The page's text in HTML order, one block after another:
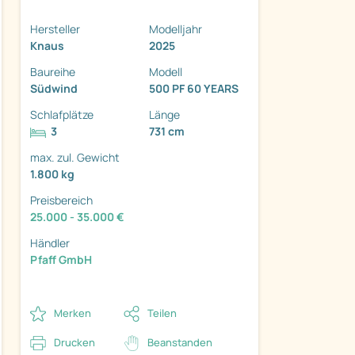
Hersteller
Knaus
Modelljahr
2025
Baureihe
Südwind
Modell
500 PF 60 YEARS
Schlafplätze
3
Länge
731 cm
max. zul. Gewicht
1.800 kg
Preisbereich
25.000 - 35.000 €
Händler
Pfaff GmbH
Merken Teilen
Drucken Beanstanden